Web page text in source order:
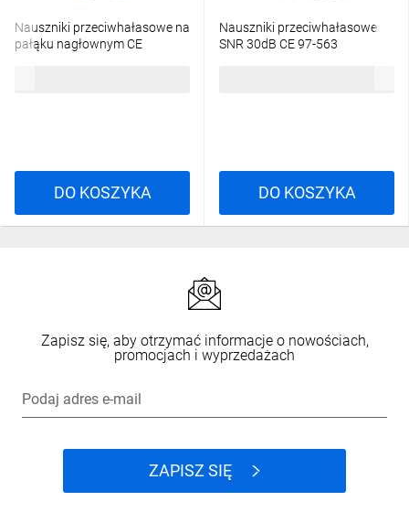
Nauszniki przeciwhałasowe na
pałąku nagłownym CE
DO KOSZYKA
Nauszniki przeciwhałasowe
SNR 30dB CE 97-563
DO KOSZYKA
Zapisz się, aby otrzymać informacje o nowościach,
promocjach i wyprzedażach
Podaj adres e-mail
ZAPISZ SIĘ